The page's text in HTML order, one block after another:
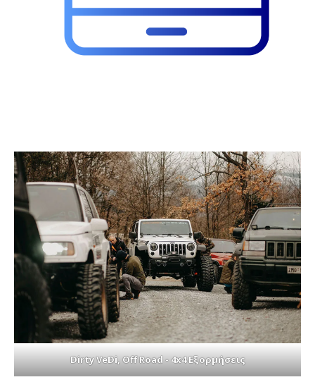
Dirty VeDi, Off Road - 4x4 Εξορμήσεις